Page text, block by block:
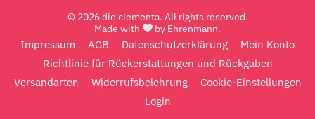
© 2026 die clementa. All rights reserved.
Made with
by Ehrenmann.
Impressum AGB Datenschutzerklärung
Mein Konto
Richtlinie für Rückerstattungen und Rückgaben
Versandarten
Widerrufsbelehrung
Cookie-Einstellungen
Login